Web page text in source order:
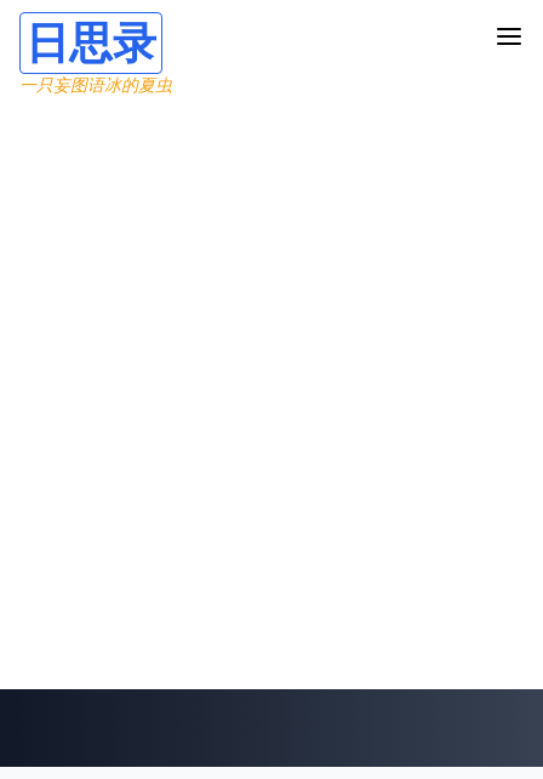
日思录
一只妄图语冰的夏虫